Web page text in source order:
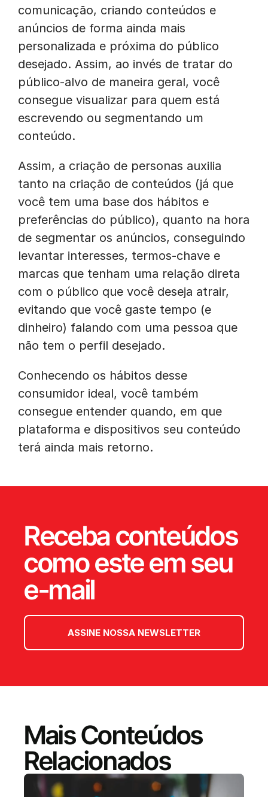
comunicação, criando conteúdos e
anúncios de forma ainda mais
personalizada e próxima do público
desejado. Assim, ao invés de tratar do
público-alvo de maneira geral, você
consegue visualizar para quem está
escrevendo ou segmentando um
conteúdo.
Assim, a criação de personas auxilia
tanto na criação de conteúdos (já que
você tem uma base dos hábitos e
preferências do público), quanto na hora
de segmentar os anúncios, conseguindo
levantar interesses, termos-chave e
marcas que tenham uma relação direta
com o público que você deseja atrair,
evitando que você gaste tempo (e
dinheiro) falando com uma pessoa que
não tem o perfil desejado.
Conhecendo os hábitos desse
consumidor ideal, você também
consegue entender quando, em que
plataforma e dispositivos seu conteúdo
terá ainda mais retorno.
Receba conteúdos
como este em seu
e-mail
ASSINE NOSSA NEWSLETTER
Mais Conteúdos
Relacionados